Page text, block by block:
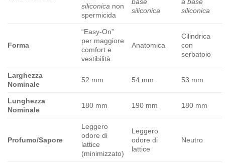
siliconica non
spermicida
siliconica
siliconica
Forma
“Easy-On”
per maggiore
comfort e
vestibilità
Anatomica
Cilindrica
con
serbatoio
Larghezza
Nominale
52 mm 54 mm 53 mm
Lunghezza
Nominale
180 mm 190 mm 180 mm
Profumo/Sapore
Leggero
odore di
lattice
(minimizzato)
Leggero
odore di
lattice
Neutro